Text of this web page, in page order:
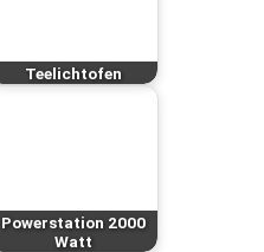
Teelichtofen
Powerstation 2000
Watt